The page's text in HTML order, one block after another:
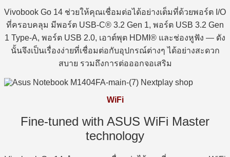
Vivobook Go 14 ช่วยให้คุณเชื่อมต่อได้อย่างเต็มที่ด้วยพอร์ต I/O
ที่ครอบคลุม มีพอร์ต USB-C® 3.2 Gen 1, พอร์ต USB 3.2 Gen
1 Type-A, พอร์ต USB 2.0, เอาต์พุต HDMI® และช่องหูฟัง — ดัง
นั้นจึงเป็นเรื่องง่ายที่เชื่อมต่อกับอุปกรณ์ต่างๆ ได้อย่างสะดวก
สบาย รวมถึงการต่อออกจอเสริม
WiFi
Fine-tuned with ASUS WiFi Master
technology